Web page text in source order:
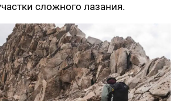
сложного лазания.